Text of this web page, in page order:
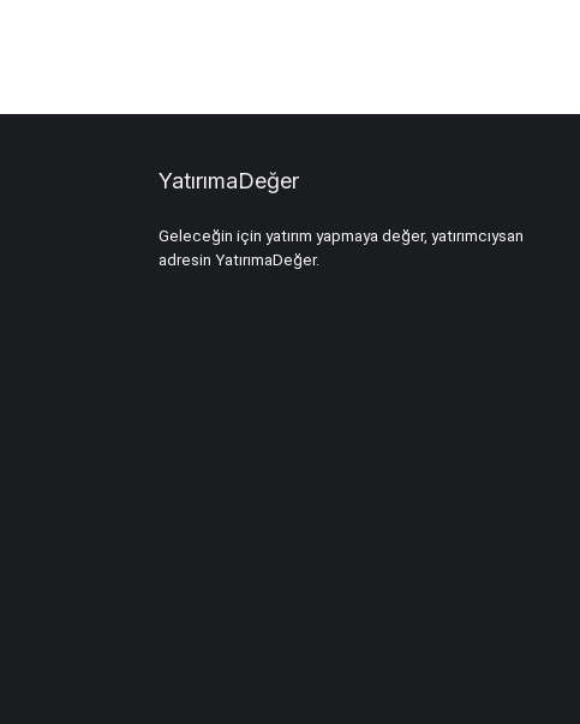
YatırımaDeğer
Geleceğin için yatırım yapmaya değer, yatırımcıysan
adresin YatırımaDeğer.